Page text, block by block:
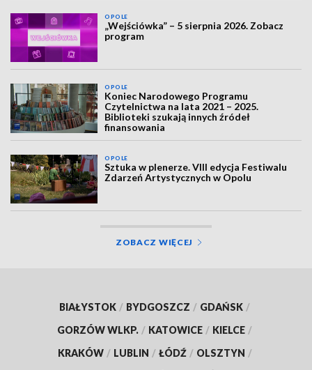
OPOLE
„Wejściówka” – 5 sierpnia 2026. Zobacz
program
OPOLE
Koniec Narodowego Programu
Czytelnictwa na lata 2021 – 2025.
Biblioteki szukają innych źródeł
finansowania
OPOLE
Sztuka w plenerze. VIII edycja Festiwalu
Zdarzeń Artystycznych w Opolu
ZOBACZ WIĘCEJ
BIAŁYSTOK / BYDGOSZCZ / GDAŃSK /
GORZÓW WLKP. / KATOWICE / KIELCE /
KRAKÓW / LUBLIN / ŁÓDŹ / OLSZTYN /